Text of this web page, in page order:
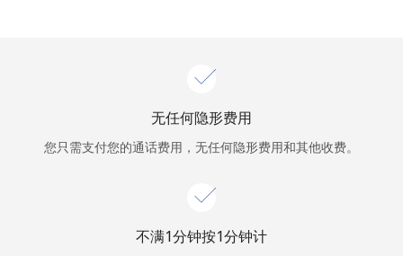
者
无任何隐形费用
您只需支付您的通话费用，无任何隐形费用和其他收费。
不满1分钟按1分钟计